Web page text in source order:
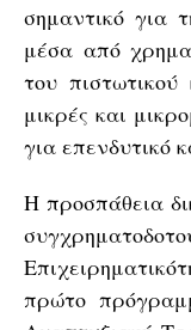
σημαντικό για
μέσα από
του
μικρές και
για επενδυτικό
Η προσπάθεια
πρώτο